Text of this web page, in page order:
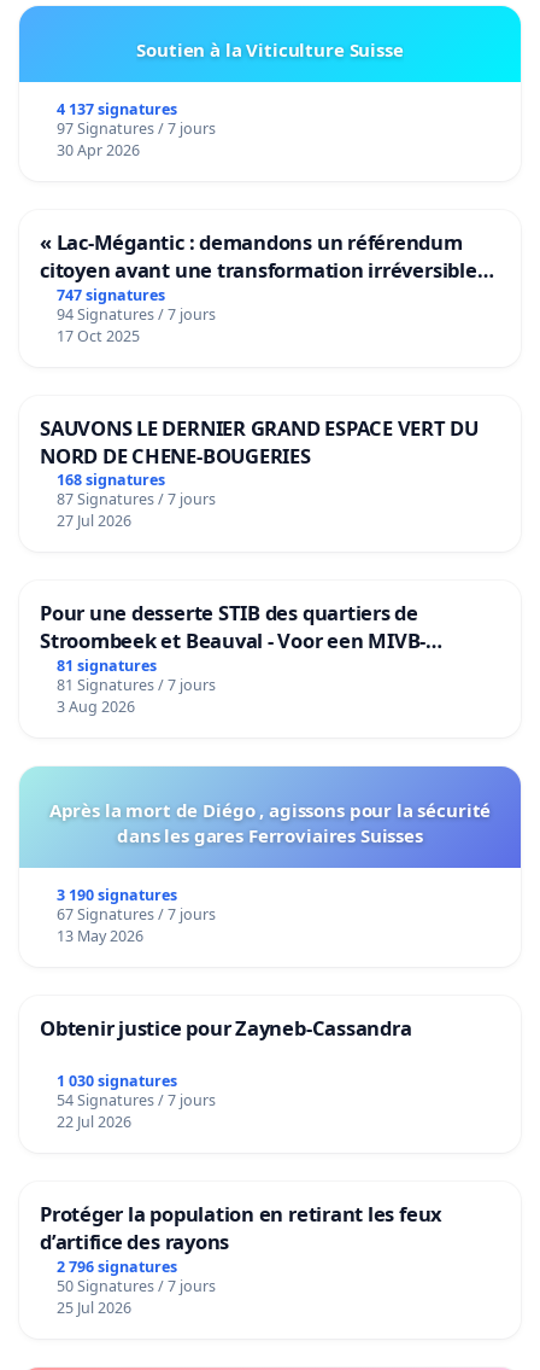
Soutien à la Viticulture Suisse
4 137 signatures
97 Signatures / 7 jours
30 Apr 2026
« Lac-Mégantic : demandons un référendum
citoyen avant une transformation irréversible
de notre territoire »
747 signatures
94 Signatures / 7 jours
17 Oct 2025
SAUVONS LE DERNIER GRAND ESPACE VERT DU
NORD DE CHENE-BOUGERIES
168 signatures
87 Signatures / 7 jours
27 Jul 2026
Pour une desserte STIB des quartiers de
Stroombeek et Beauval - Voor een MIVB-
bediening van de wijken Strombeek en Het
Voor
81 signatures
81 Signatures / 7 jours
3 Aug 2026
Après la mort de Diégo , agissons pour la sécurité
dans les gares Ferroviaires Suisses
3 190 signatures
67 Signatures / 7 jours
13 May 2026
Obtenir justice pour Zayneb-Cassandra
1 030 signatures
54 Signatures / 7 jours
22 Jul 2026
Protéger la population en retirant les feux
d’artifice des rayons
2 796 signatures
50 Signatures / 7 jours
25 Jul 2026